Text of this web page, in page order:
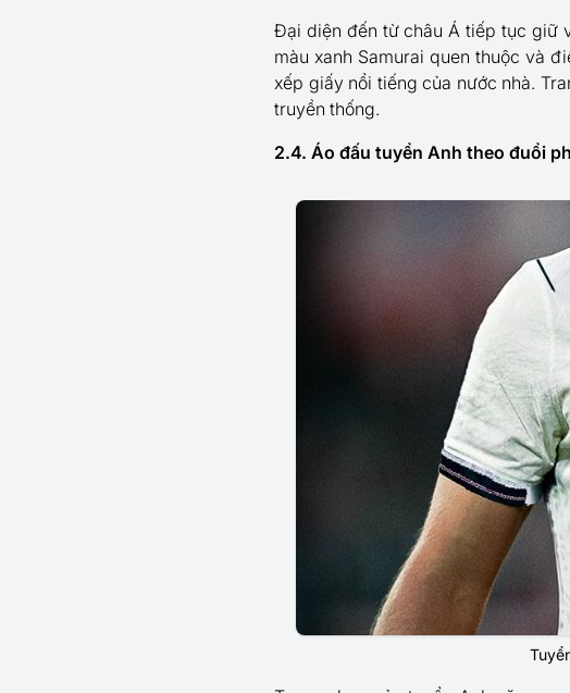
Đại diện đến từ châu Á tiếp tục giữ
màu xanh Samurai quen thuộc và
xếp giấy nổi tiếng của nước nhà.
truyền thống.
2.4. Áo đấu tuyển Anh theo đuổi